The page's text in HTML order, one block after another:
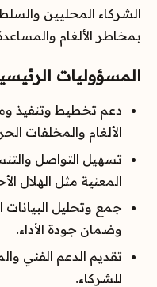
الشركاء المحليين
بمخاطر الألغام
المسؤوليات
دعم تخطيط وتنفيذ
الألغام والمخلفات
تسهيل التواصل
المعنية مثل الهلال
جمع وتحليل البيانات
وضمان جودة الأداء.
تقديم الدعم الفني
للشركاء.